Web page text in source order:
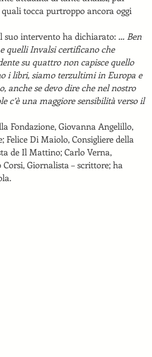
tocca purtroppo ancora oggi
suo intervento ha dichiarato: … Ben
quelli Invalsi certificano che
su quattro non capisce quello
i libri, siamo terzultimi in Europa e
anche se devo dire che nel nostro
c’è una maggiore sensibilità verso il
Fondazione, Giovanna Angelillo,
Felice Di Maiolo, Consigliere della
de Il Mattino; Carlo Verna,
Giornalista – scrittore; ha